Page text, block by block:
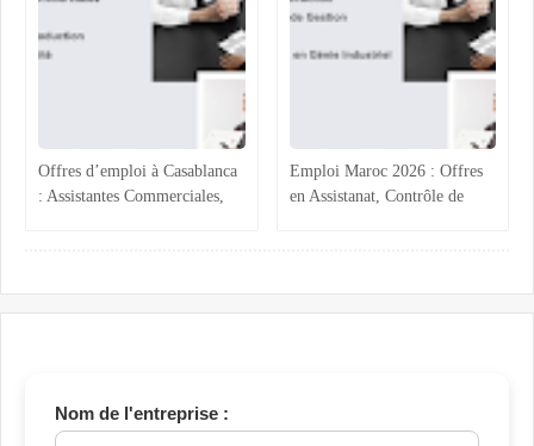
Offres d’emploi à Casablanca
: Assistantes Commerciales,
Emploi Maroc 2026 : Offres
en Assistanat, Contrôle de
Nom de l'entreprise :